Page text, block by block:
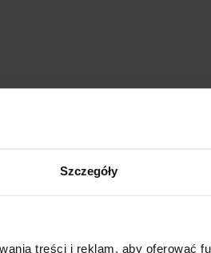
Szczegóły
treści i reklam, aby oferować